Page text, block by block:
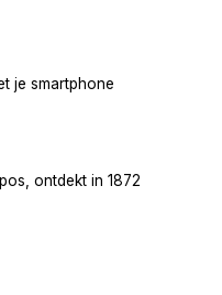
je smartphone
ontdekt in 1872